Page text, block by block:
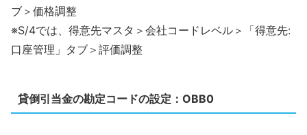
ブ＞価格調整
※S/4では、得意先マスタ＞会社コードレベル＞「得意先:
口座管理」タブ＞評価調整
貸倒引当金の勘定コードの設定：OBB0